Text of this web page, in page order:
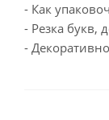
- Как
- Резка букв,
-